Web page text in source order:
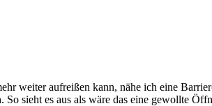
weiter aufreißen kann, nähe ich eine
sieht es aus als wäre das eine gewollte